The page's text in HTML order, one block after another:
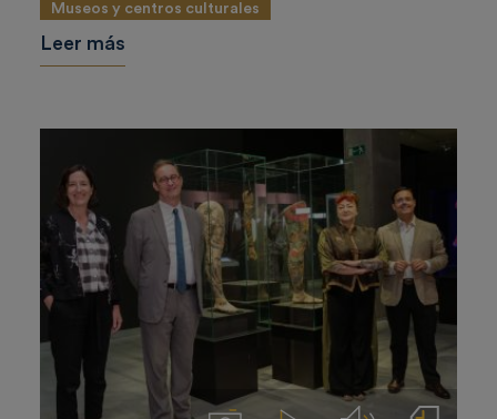
Museos y centros culturales
Leer más